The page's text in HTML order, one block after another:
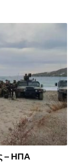
– ΗΠΑ